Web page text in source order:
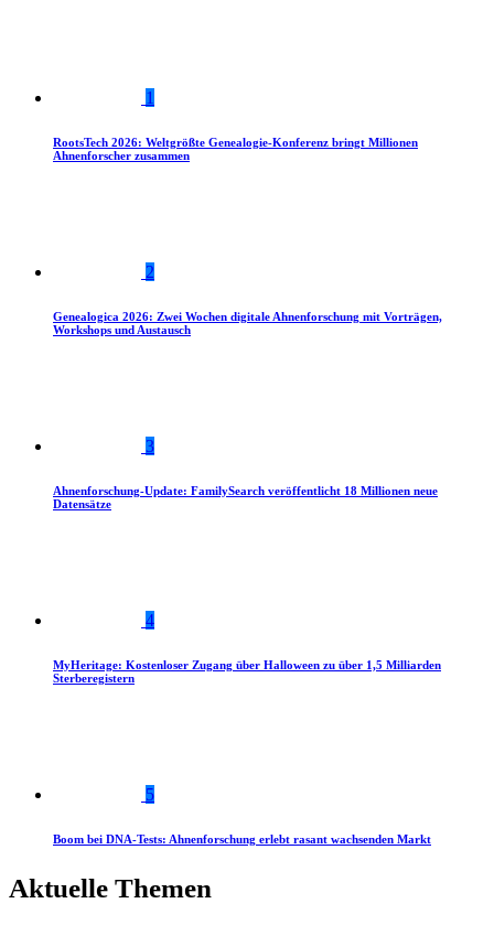
1
RootsTech 2026: Weltgrößte Genealogie-Konferenz bringt Millionen
Ahnenforscher zusammen
2
Genealogica 2026: Zwei Wochen digitale Ahnenforschung mit Vorträgen,
Workshops und Austausch
3
Ahnenforschung-Update: FamilySearch veröffentlicht 18 Millionen neue
Datensätze
4
MyHeritage: Kostenloser Zugang über Halloween zu über 1,5 Milliarden
Sterberegistern
5
Boom bei DNA-Tests: Ahnenforschung erlebt rasant wachsenden Markt
Aktuelle Themen